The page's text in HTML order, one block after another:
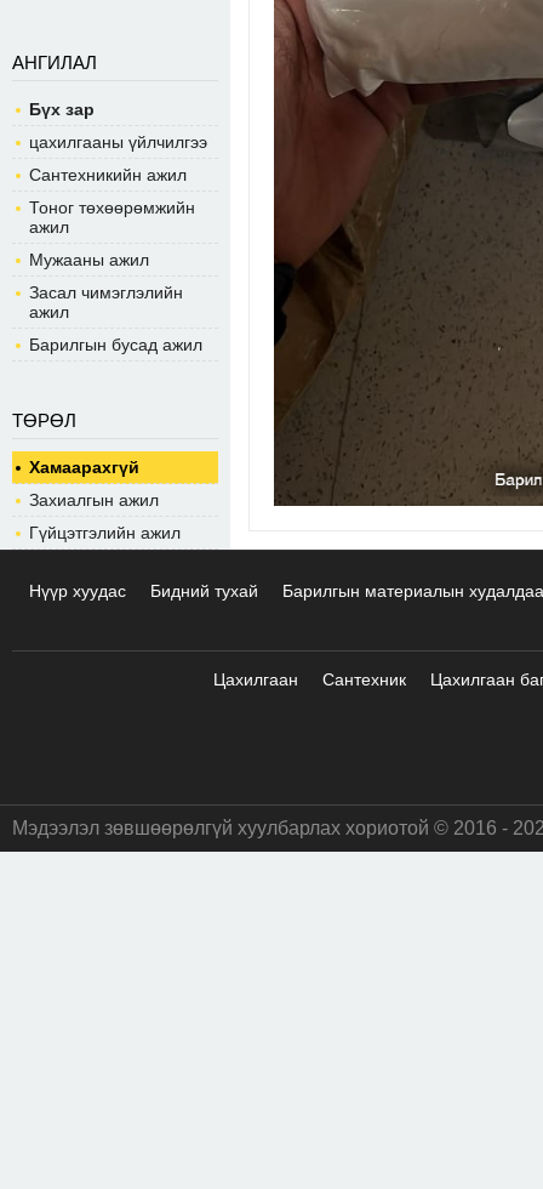
АНГИЛАЛ
Бүх зар
цахилгааны үйлчилгээ
Сантехникийн ажил
Тоног төхөөрөмжийн
ажил
Мужааны ажил
Засал чимэглэлийн
ажил
Барилгын бусад ажил
ТӨРӨЛ
Хамаарахгүй
Захиалгын ажил
Гүйцэтгэлийн ажил
Нүүр хуудас Бидний тухай Барилгын материалын
Цахилгаан Сантехник Цахилгаан
Мэдээлэл зөвшөөрөлгүй хуулбарлах хориотой © 2016 -